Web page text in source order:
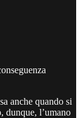
anche quando si
dunque, l’umano